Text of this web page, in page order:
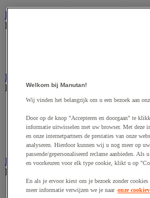
Bewegwijzering en aanduidingsborden
Bekijk de hele productgroep
Folderrek en -houder
Bekijk de hele productgroep
Mobiel folderrek
Tafel folderstandaard
Wandfolderhouder
Inname en beheer van geld
Bekijk de hele productgroep
Barcode scanner en accessoires
Welkom bij Manutan!
Wij vinden het belangrijk om u een bezoek aan
Door op de knop "Accepteren en doorgaan" te
informatie uitwisselen met uw browser. Met deze
en onze internetpartners de prestaties van onze
analyseren. Hierdoor kunnen wij u nog meer op
passende/gepersonaliseerd reclame aanbieden.
en voorkeuren voor elk type cookie, klikt u op
En als je ervoor kiest om je bezoek zonder
meer informatie verwijzen we je naar onze